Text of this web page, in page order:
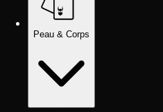
Peau & Corps